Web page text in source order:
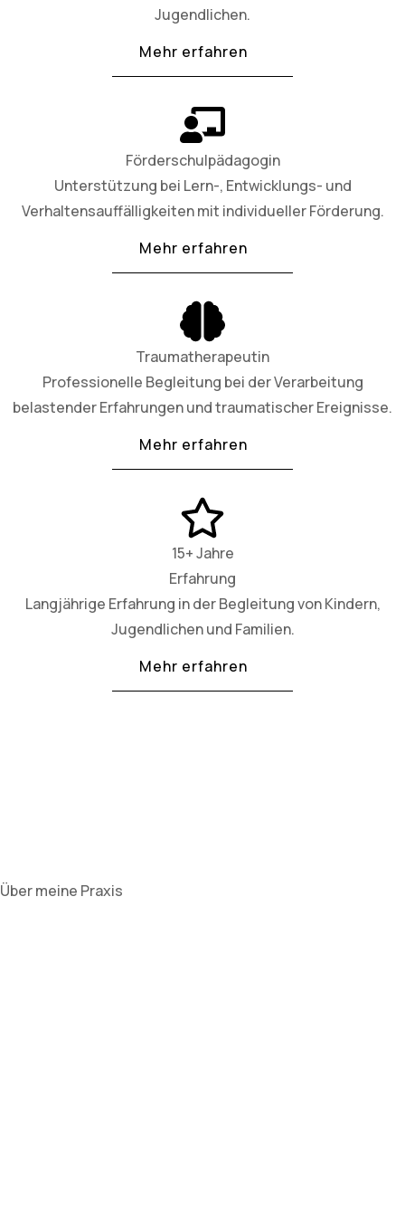
Jugendlichen.
Mehr erfahren
Förderschulpädagogin
Unterstützung bei Lern-, Entwicklungs- und
Verhaltensauffälligkeiten mit individueller Förderung.
Mehr erfahren
Traumatherapeutin
Professionelle Begleitung bei der Verarbeitung
belastender Erfahrungen und traumatischer Ereignisse.
Mehr erfahren
15+ Jahre
Erfahrung
Langjährige Erfahrung in der Begleitung von Kindern,
Jugendlichen und Familien.
Mehr erfahren
Über meine Praxis